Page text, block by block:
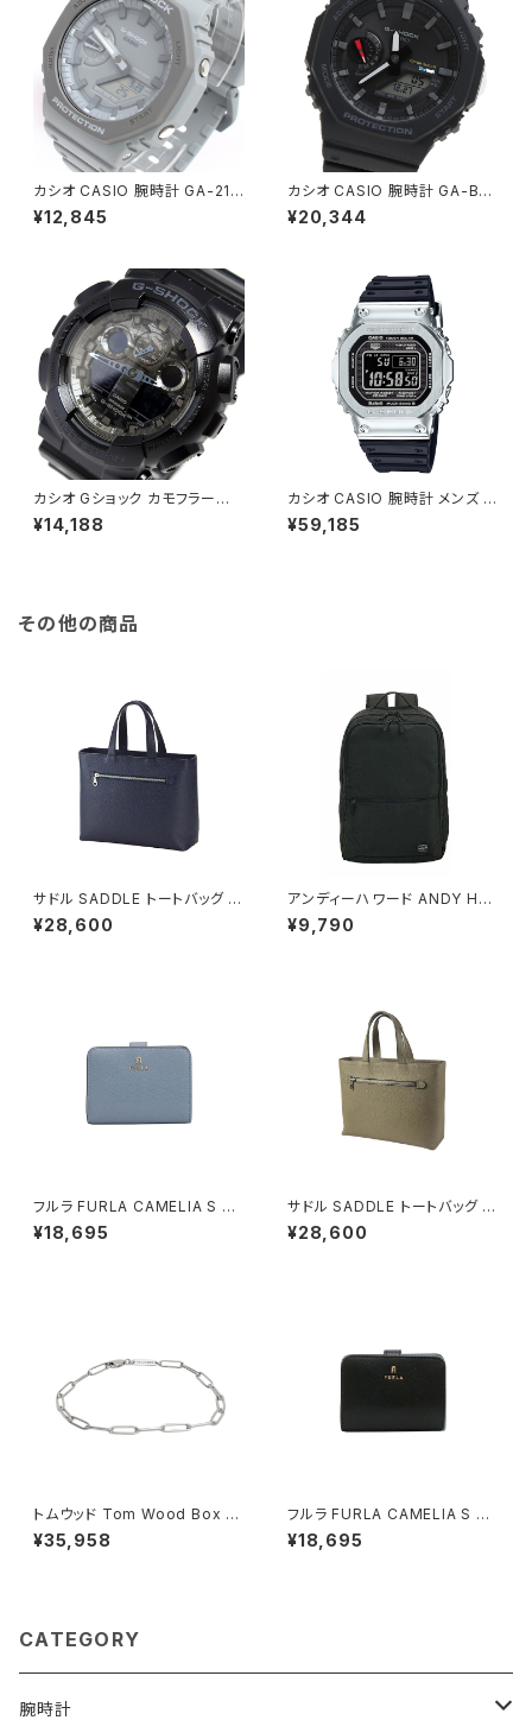
カシオ CASIO 腕時計 GA-211
0ET-8A メンズ レディース Gシ
ョック G-SHOCK クォーツ グレ
¥12,845
カシオ CASIO 腕時計 GA-B21
00-1A メンズ Gショック G-SH
OCK タフソーラー ブラック
¥20,344
カシオ Gショック カモフラージュ
ダイアル メンズ 腕時計 GA-10
0CF-1A シルバー シルバー
¥14,188
カシオ CASIO 腕時計 メンズ G
MW-B5000-1JF G-SHOCK
クォーツ ブラック シルバー国内
¥59,185
その他の商品
サドル SADDLE トートバッグ ミ
ニトート 牛革 本革 日本製 姫路
産 自立 53447-3h メンズ レデ
¥28,600
アンディーハワード ANDY HA
WARD ビジネスリュック 30L
大容量 2室 A3対応 ノートPC収
¥9,790
フルラ FURLA CAMELIA S C
OMPACT WALLETS 二つ折り
財布 wp00315-are000-435
¥18,695
サドル SADDLE トートバッグ ミ
ニトート 牛革 本革 日本製 姫路
産 自立 53447-5h メンズ レデ
¥28,600
トムウッド Tom Wood Box Br
acelet ブレスレット 100066-
77 シルバー
¥35,958
フルラ FURLA CAMELIA S C
OMPACT WALLETS 二つ折り
財布 wp00315-are000-o60
¥18,695
CATEGORY
腕時計